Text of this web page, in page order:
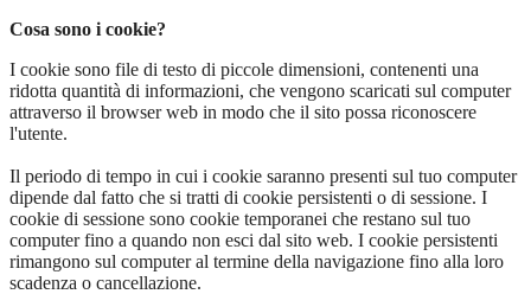
Cosa sono i cookie?
I cookie sono file di testo di piccole dimensioni, contenenti una
ridotta quantità di informazioni, che vengono scaricati sul computer
attraverso il browser web in modo che il sito possa riconoscere
l'utente.
Il periodo di tempo in cui i cookie saranno presenti sul tuo computer
dipende dal fatto che si tratti di cookie persistenti o di sessione. I
cookie di sessione sono cookie temporanei che restano sul tuo
computer fino a quando non esci dal sito web. I cookie persistenti
rimangono sul computer al termine della navigazione fino alla loro
scadenza o cancellazione.